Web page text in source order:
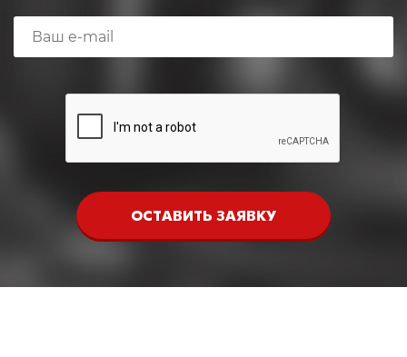
ОСТАВИТЬ ЗАЯВКУ